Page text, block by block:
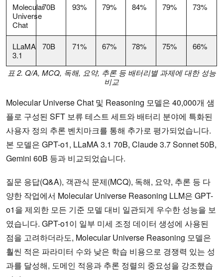
Molecular
Universe
Chat
70B 93% 79% 84% 79% 73%
LLaMA
3.1
70B 71% 67% 78% 75% 66%
표 2. Q/A, MCQ, 독해, 요약, 추론 등 배터리별 과제에 대한 성능
비교
Molecular Universe Chat 및 Reasoning 모델은 40,000개 샘
플로 구성된 SFT 보류 테스트 세트와 배터리 분야에 특화된
사용자 정의 추론 벤치마크를 통해 추가로 평가되었습니다.
본 모델은 GPT-o1, LLaMA 3.1 70B, Claude 3.7 Sonnet 50B,
Gemini 60B 등과 비교되었습니다.
질문 응답(Q&A), 객관식 문제(MCQ), 독해, 요약, 추론 등 다
양한 작업에서 Molecular Universe Reasoning LLM은 GPT-
o1을 제외한 모든 기준 모델 대비 일관되게 우수한 성능을 보
였습니다. GPT-o1이 일부 미세 조정 데이터 생성에 사용된
점을 고려하더라도, Molecular Universe Reasoning 모델은
훨씬 적은 파라미터 수와 낮은 학습 비용으로 경쟁력 있는 성
과를 달성해, 도메인 적응과 추론 정렬의 중요성을 강조했습